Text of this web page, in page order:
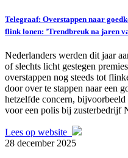
Telegraaf: Overstappen naar
flink lonen: ’Trendbreuk na jaren
Nederlanders werden dit jaar
of slechts licht gestegen
overstappen nog steeds tot
door over te stappen naar een
hetzelfde concern,
voor een polis bij zusterbedrijf
Lees op website
28 december 2025